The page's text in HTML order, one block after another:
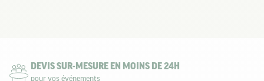
DEVIS SUR-MESURE EN MOINS DE 24H
pour vos événements